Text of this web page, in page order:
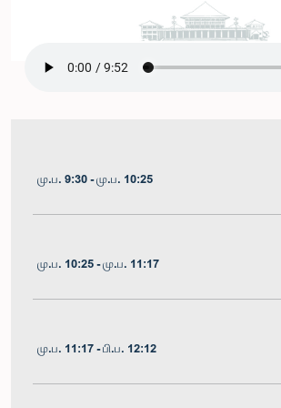
மு.ப. 9:30 - மு.ப. 10:25
மு.ப. 10:25 - மு.ப. 11:17
மு.ப. 11:17 - பி.ப. 12:12